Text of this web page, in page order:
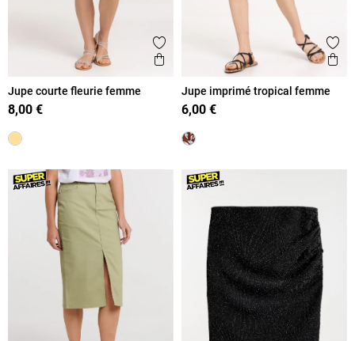
Ajouter aux favoris
Aperçu rapide
Jupe courte fleurie femme
8,00 €
Jupe imprimé tropical femme
6,00 €